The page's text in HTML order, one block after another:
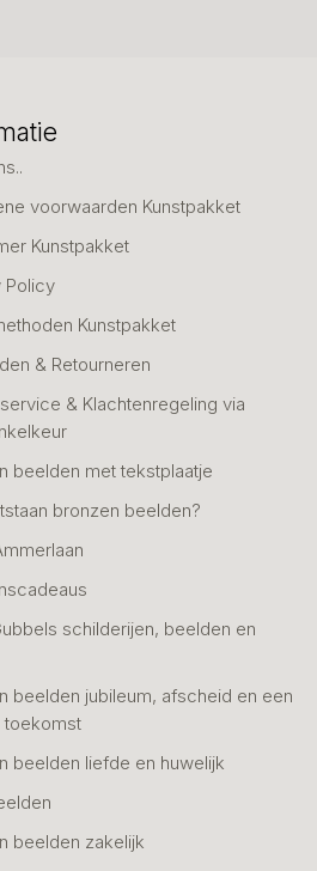
voorwaarden Kunstpakket
Kunstpakket
Policy
Kunstpakket
& Retourneren
& Klachtenregeling via
beelden met tekstplaatje
bronzen beelden?
schilderijen, beelden en
beelden jubileum, afscheid en een
toekomst
beelden liefde en huwelijk
beelden zakelijk